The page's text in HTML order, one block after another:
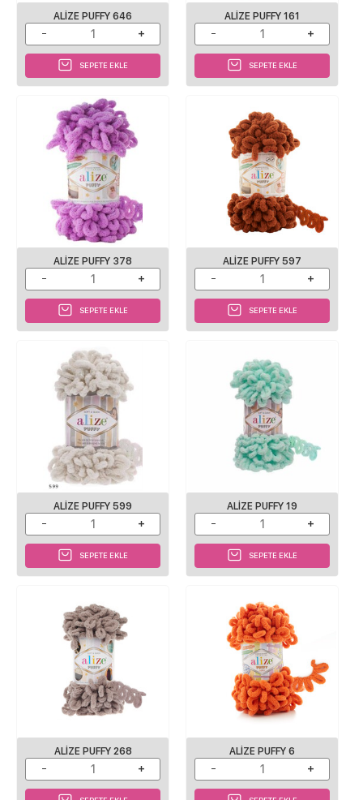
ALIZE PUFFY 646
SEPETE EKLE
ALIZE PUFFY 161
SEPETE EKLE
ALIZE PUFFY 378
SEPETE EKLE
ALIZE PUFFY 597
SEPETE EKLE
ALIZE PUFFY 599
SEPETE EKLE
ALIZE PUFFY 19
SEPETE EKLE
ALIZE PUFFY 268 ALIZE PUFFY 6